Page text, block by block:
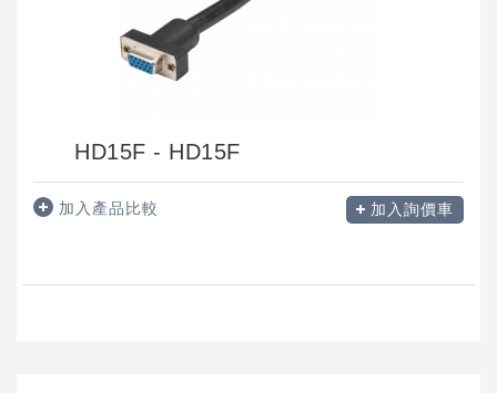
HD15F - HD15F
加入產品比較 加入詢價車